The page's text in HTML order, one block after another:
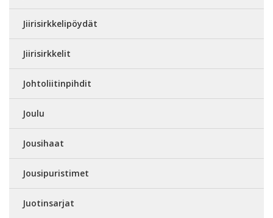
Jiirisirkkelipöydät
Jiirisirkkelit
Johtoliitinpihdit
Joulu
Jousihaat
Jousipuristimet
Juotinsarjat